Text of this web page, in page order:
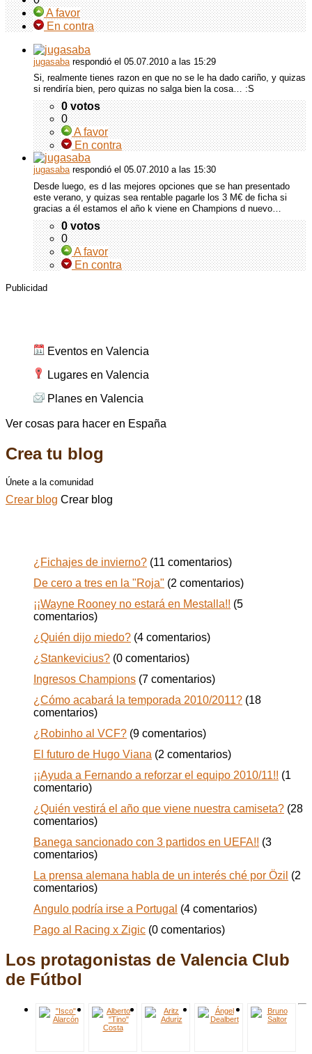
A favor
En contra
jugasaba respondió el 05.07.2010 a las 15:29
Si, realmente tienes razon en que no se le ha dado cariño, y quizas
si rendiría bien, pero quizas no salga bien la cosa… :S
0 votos
0
A favor
En contra
jugasabarespondió el 05.07.2010 a las 15:30
Desde luego, es d las mejores opciones que se han presentado
este verano, y quizas sea rentable pagarle los 3 M€ de ficha si
gracias a él estamos el año k viene en Champions d nuevo…
0 votos
0
A favor
En contra
Publicidad
Eventos en Valencia
Lugares en Valencia
Planes en Valencia
Ver cosas para hacer en España
Crea tu blog
Únete a la comunidad
Crear blog Crear blog
¿Fichajes de invierno? (11 comentarios)
De cero a tres en la "Roja" (2 comentarios)
¡¡Wayne Rooney no estará en Mestalla!! (5
comentarios)
¿Quién dijo miedo? (4 comentarios)
¿Stankevicius? (0 comentarios)
Ingresos Champions (7 comentarios)
¿Cómo acabará la temporada 2010/2011? (18
comentarios)
¿Robinho al VCF? (9 comentarios)
El futuro de Hugo Viana (2 comentarios)
¡¡Ayuda a Fernando a reforzar el equipo 2010/11!! (1
comentario)
¿Quién vestirá el año que viene nuestra camiseta? (28
comentarios)
Banega sancionado con 3 partidos en UEFA!! (3
comentarios)
La prensa alemana habla de un interés ché por Özil (2
comentarios)
Angulo podría irse a Portugal (4 comentarios)
Pago al Racing x Zigic (0 comentarios)
Los protagonistas de Valencia Club
de Fútbol